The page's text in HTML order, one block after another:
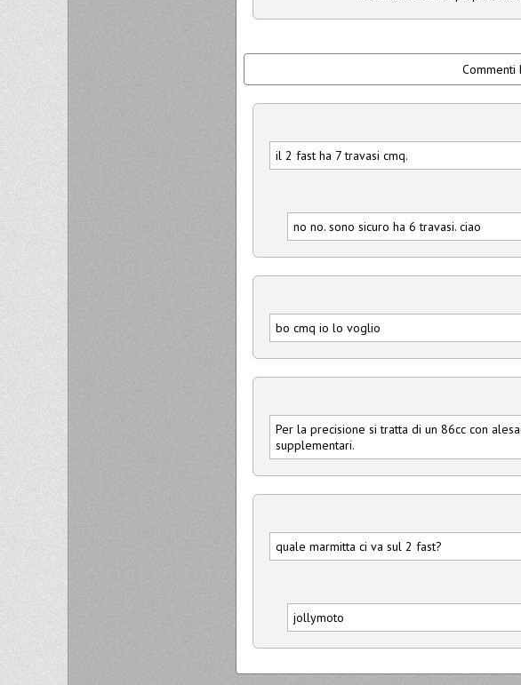
Commenti
il 2 fast ha 7 travasi cmq.
no no. sono sicuro ha 6 travasi. ciao
bo cmq io lo voglio
Per la precisione si tratta di un 86cc con
supplementari.
quale marmitta ci va sul 2 fast?
jollymoto